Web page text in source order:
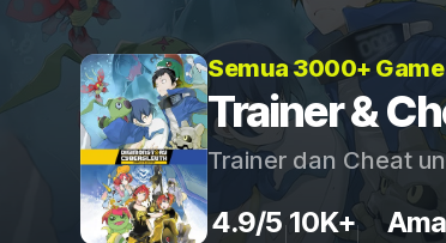
Semua 3000+
Trainer &
Trainer dan Cheat
4.9/5 10K+